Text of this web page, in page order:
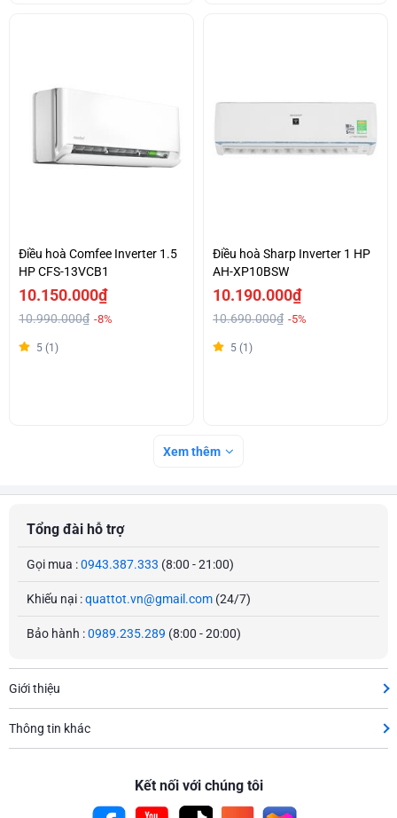
Điều hoà Comfee Inverter 1.5
HP CFS-13VCB1
10.150.000₫
10.990.000₫ -8%
5 (1)
Điều hoà Sharp Inverter 1 HP
AH-XP10BSW
10.190.000₫
10.690.000₫ -5%
5 (1)
Xem thêm
Tổng đài hỗ trợ
Gọi mua :0943.387.333 (8:00 - 21:00)
Khiếu nại :quattot.vn@gmail.com (24/7)
Bảo hành :0989.235.289 (8:00 - 20:00)
Giới thiệu
Thông tin khác
Kết nối với chúng tôi